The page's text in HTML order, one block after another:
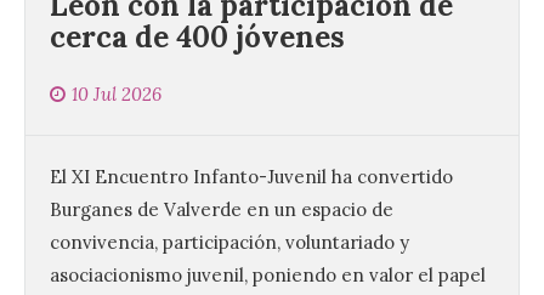
cerca de 400 jóvenes
10 Jul 2026
El XI Encuentro Infanto-Juvenil ha convertido
Burganes de Valverde en un espacio de
convivencia, participación, voluntariado y
asociacionismo juvenil, poniendo en valor el papel